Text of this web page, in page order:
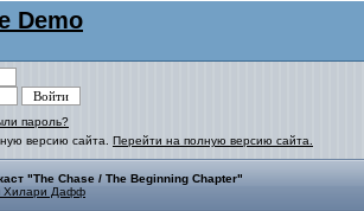
Demo
пароль?
версию сайта. Перейти на полную версию сайта.
"The Chase / The Beginning Chapter"
Хилари Дафф